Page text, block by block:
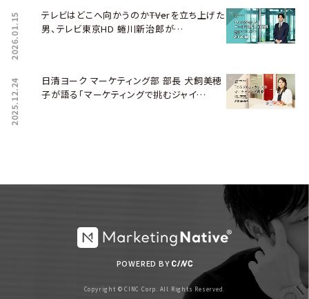
2026.01.15
テレビはどこへ向かうのか――TVerを立ち上げた
男、テレビ東京HD 蜷川新治郎が…
2025.12.24
日清ヨーク マーケティング部 部長 犬飼美穂
子が語る「マーケティングで挑むジャイ…
POWERED BY
Copyright © CINC Corp. All Rights Reserved.